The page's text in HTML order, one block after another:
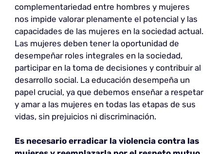
complementariedad entre hombres y mujeres
nos impide valorar plenamente el potencial y las
capacidades de las mujeres en la sociedad actual.
Las mujeres deben tener la oportunidad de
desempeñar roles integrales en la sociedad,
participar en la toma de decisiones y contribuir al
desarrollo social. La educación desempeña un
papel crucial, ya que debemos enseñar a respetar
y amar a las mujeres en todas las etapas de sus
vidas, sin prejuicios ni discriminación.
Es necesario erradicar la violencia contra las